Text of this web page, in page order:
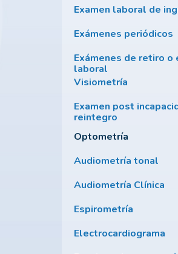
Examen laboral de
Exámenes periódicos
Exámenes de retiro o
laboral
Visiometría
Examen post
reintegro
Optometría
Audiometría tonal
Audiometría Clínica
Espirometría
Electrocardiograma